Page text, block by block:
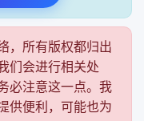
，所有版权都归出
们会进行相关处
必注意这一点。我
供便利，可能也为